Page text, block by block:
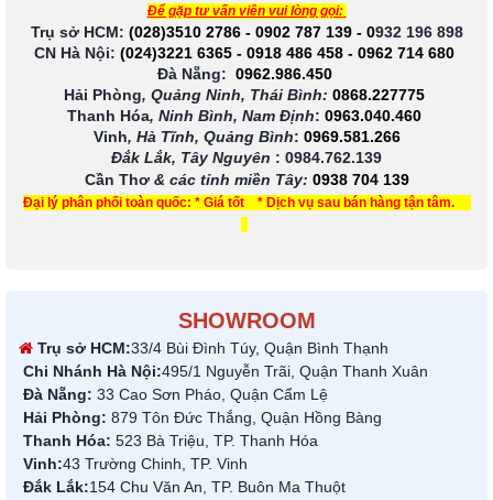
Để gặp tư vấn viên vui lòng gọi:
Trụ sở HCM: (028)3510 2786 - 0902 787 139- 0932 196 898
CN Hà Nội: (024)3221 6365 - 0918 486 458 - 0962 714 680
Đà Nẵng: 0962.986.450
Hải Phòng, Quảng Ninh, Thái Bình: 0868.227775
Thanh Hóa, Ninh Bình, Nam Định: 0963.040.460
Vinh, Hà Tĩnh, Quảng Bình: 0969.581.266
Đắk Lắk, Tây Nguyên : 0984.762.139
Cần Thơ & các tỉnh miền Tây: 0938 704 139
Đại lý phân phối toàn quốc: * Giá tốt * Dịch vụ sau bán hàng tận tâm.
SHOWROOM
Trụ sở HCM:33/4 Bùi Đình Túy, Quận Bình Thạnh
Chi Nhánh Hà Nội:495/1 Nguyễn Trãi, Quận Thanh Xuân
Đà Nẵng: 33 Cao Sơn Pháo, Quận Cẩm Lệ
Hải Phòng: 879 Tôn Đức Thắng, Quận Hồng Bàng
Thanh Hóa: 523 Bà Triệu, TP. Thanh Hóa
Vinh:43 Trường Chinh, TP. Vinh
Đắk Lắk:154 Chu Văn An, TP. Buôn Ma Thuột